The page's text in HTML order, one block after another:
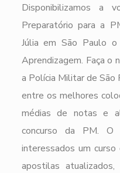
Disponibilizamos a
Preparatório para a
Júlia em São Paulo
Aprendizagem. Faça o
a Polícia Militar de São
entre os melhores
médias de notas e
concurso da PM.
interessados um curso
apostilas